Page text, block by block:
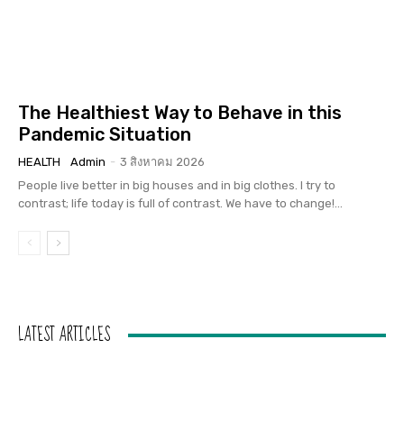
The Healthiest Way to Behave in this
Pandemic Situation
HEALTH Admin - 3 สิงหาคม 2026
People live better in big houses and in big clothes. I try to
contrast; life today is full of contrast. We have to change!...
LATEST ARTICLES